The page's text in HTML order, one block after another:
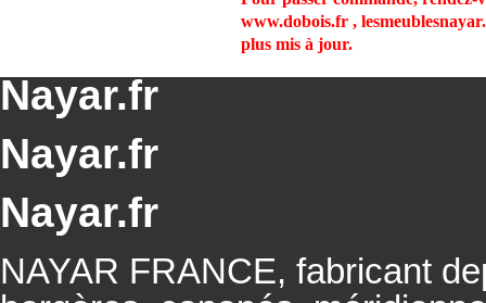
www.dobois.fr ,
plus mis à jour.
Nayar.fr
Nayar.fr
Nayar.fr
NAYAR FRANCE, fabricant